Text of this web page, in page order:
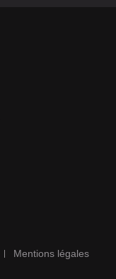
Mentions légales